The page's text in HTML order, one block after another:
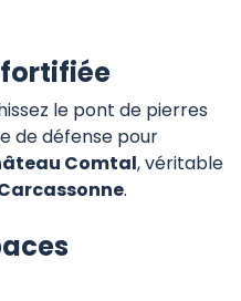
fortifiée
le pont de pierres
de défense pour
Comtal, véritable
.